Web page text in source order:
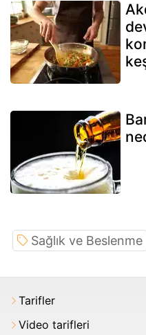
Sağlık ve Beslenme
Tarifler
Video tarifleri